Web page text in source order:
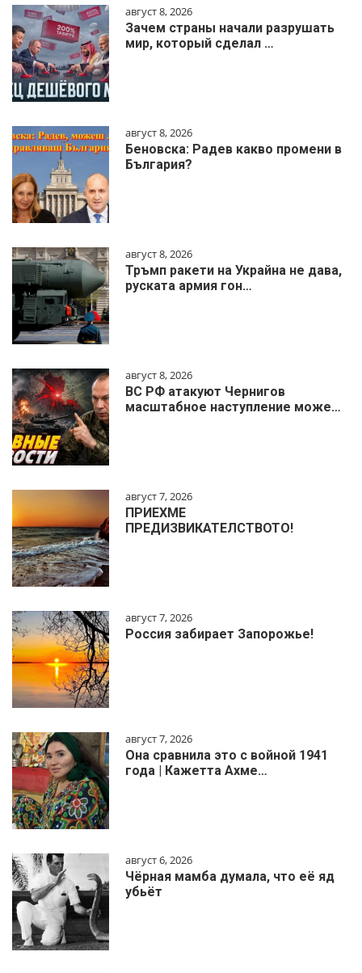
август 8, 2026
Зачем страны начали разрушать
мир, который сделал …
август 8, 2026
Беновска: Радев какво промени в
България?
август 8, 2026
Тръмп ракети на Украйна не дава,
руската армия гон…
август 8, 2026
ВС РФ атакуют Чернигов
масштабное наступление може…
август 7, 2026
ПРИЕХМЕ
ПРЕДИЗВИКАТЕЛСТВОТО!
август 7, 2026
Россия забирает Запорожье!
август 7, 2026
Она сравнила это с войной 1941
года | Кажетта Ахме…
август 6, 2026
Чёрная мамба думала, что её яд
убьёт